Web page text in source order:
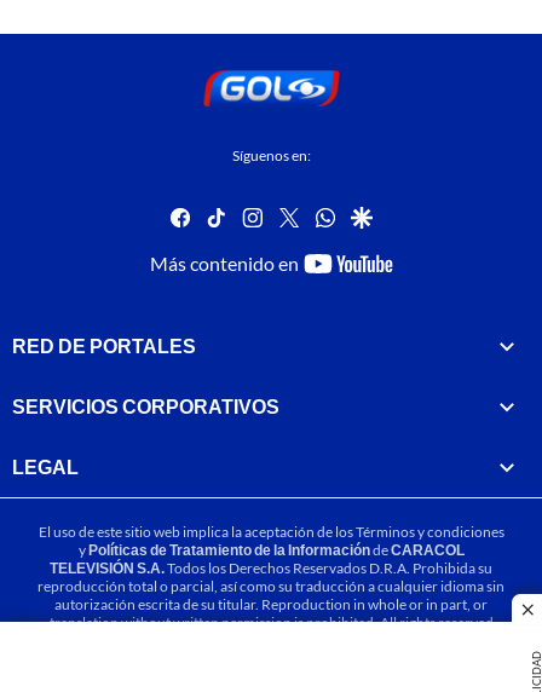
Síguenos en:
facebook
tiktok instagram
twitterwhatsapp
google
Más contenido en
youtube-
RED DE PORTALES
SERVICIOS CORPORATIVOS
LEGAL
El uso de este sitio web implica la aceptación de losTérminos y condiciones
yPolíticas de Tratamiento de la InformacióndeCARACOL
TELEVISIÓN S.A.Todos los Derechos Reservados D.R.A. Prohibida su
reproducción total o parcial, así como su traducción a cualquier idioma sin
autorización escrita de su titular. Reproduction in whole or in part, or
translation without written permission is prohibited. All rights reserved